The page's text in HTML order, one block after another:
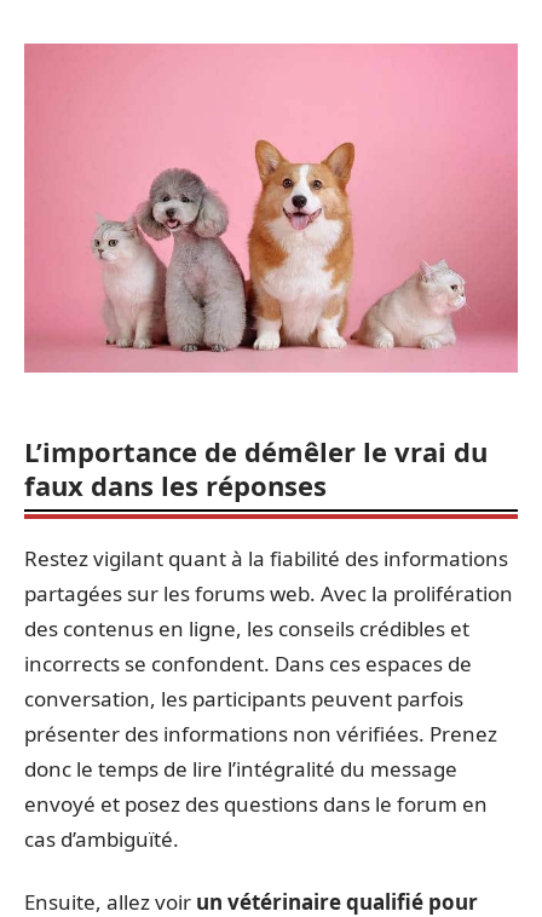
L’importance de démêler le vrai du
faux dans les réponses
Restez vigilant quant à la fiabilité des informations
partagées sur les forums web. Avec la prolifération
des contenus en ligne, les conseils crédibles et
incorrects se confondent. Dans ces espaces de
conversation, les participants peuvent parfois
présenter des informations non vérifiées. Prenez
donc le temps de lire l’intégralité du message
envoyé et posez des questions dans le forum en
cas d’ambiguïté.
Ensuite, allez voir un vétérinaire qualifié pour